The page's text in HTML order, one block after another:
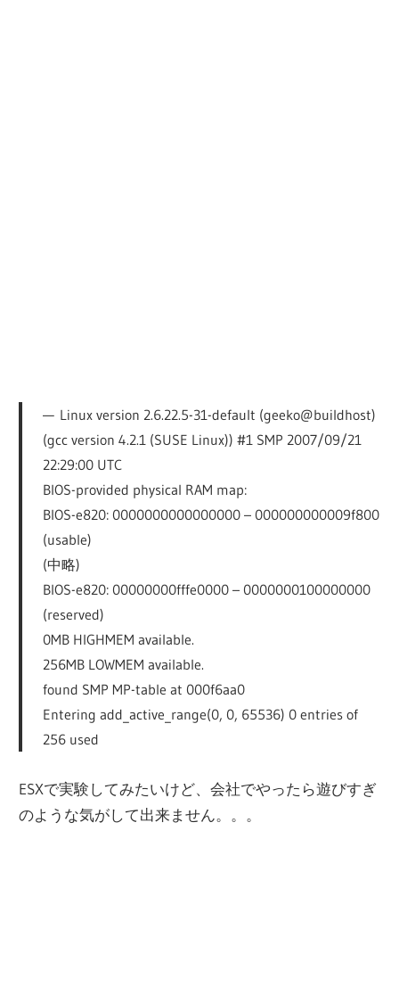
Linux version 2.6.22.5-31-default (geeko@buildhost)
(gcc version 4.2.1 (SUSE Linux)) #1 SMP 2007/09/21
22:29:00 UTC
BIOS-provided physical RAM map:
BIOS-e820: 0000000000000000 – 000000000009f800
(usable)
(中略)
BIOS-e820: 00000000fffe0000 – 0000000100000000
(reserved)
0MB HIGHMEM available.
256MB LOWMEM available.
found SMP MP-table at 000f6aa0
Entering add_active_range(0, 0, 65536) 0 entries of
256 used
ESXで実験してみたいけど、会社でやったら遊びすぎ
のような気がして出来ません。。。